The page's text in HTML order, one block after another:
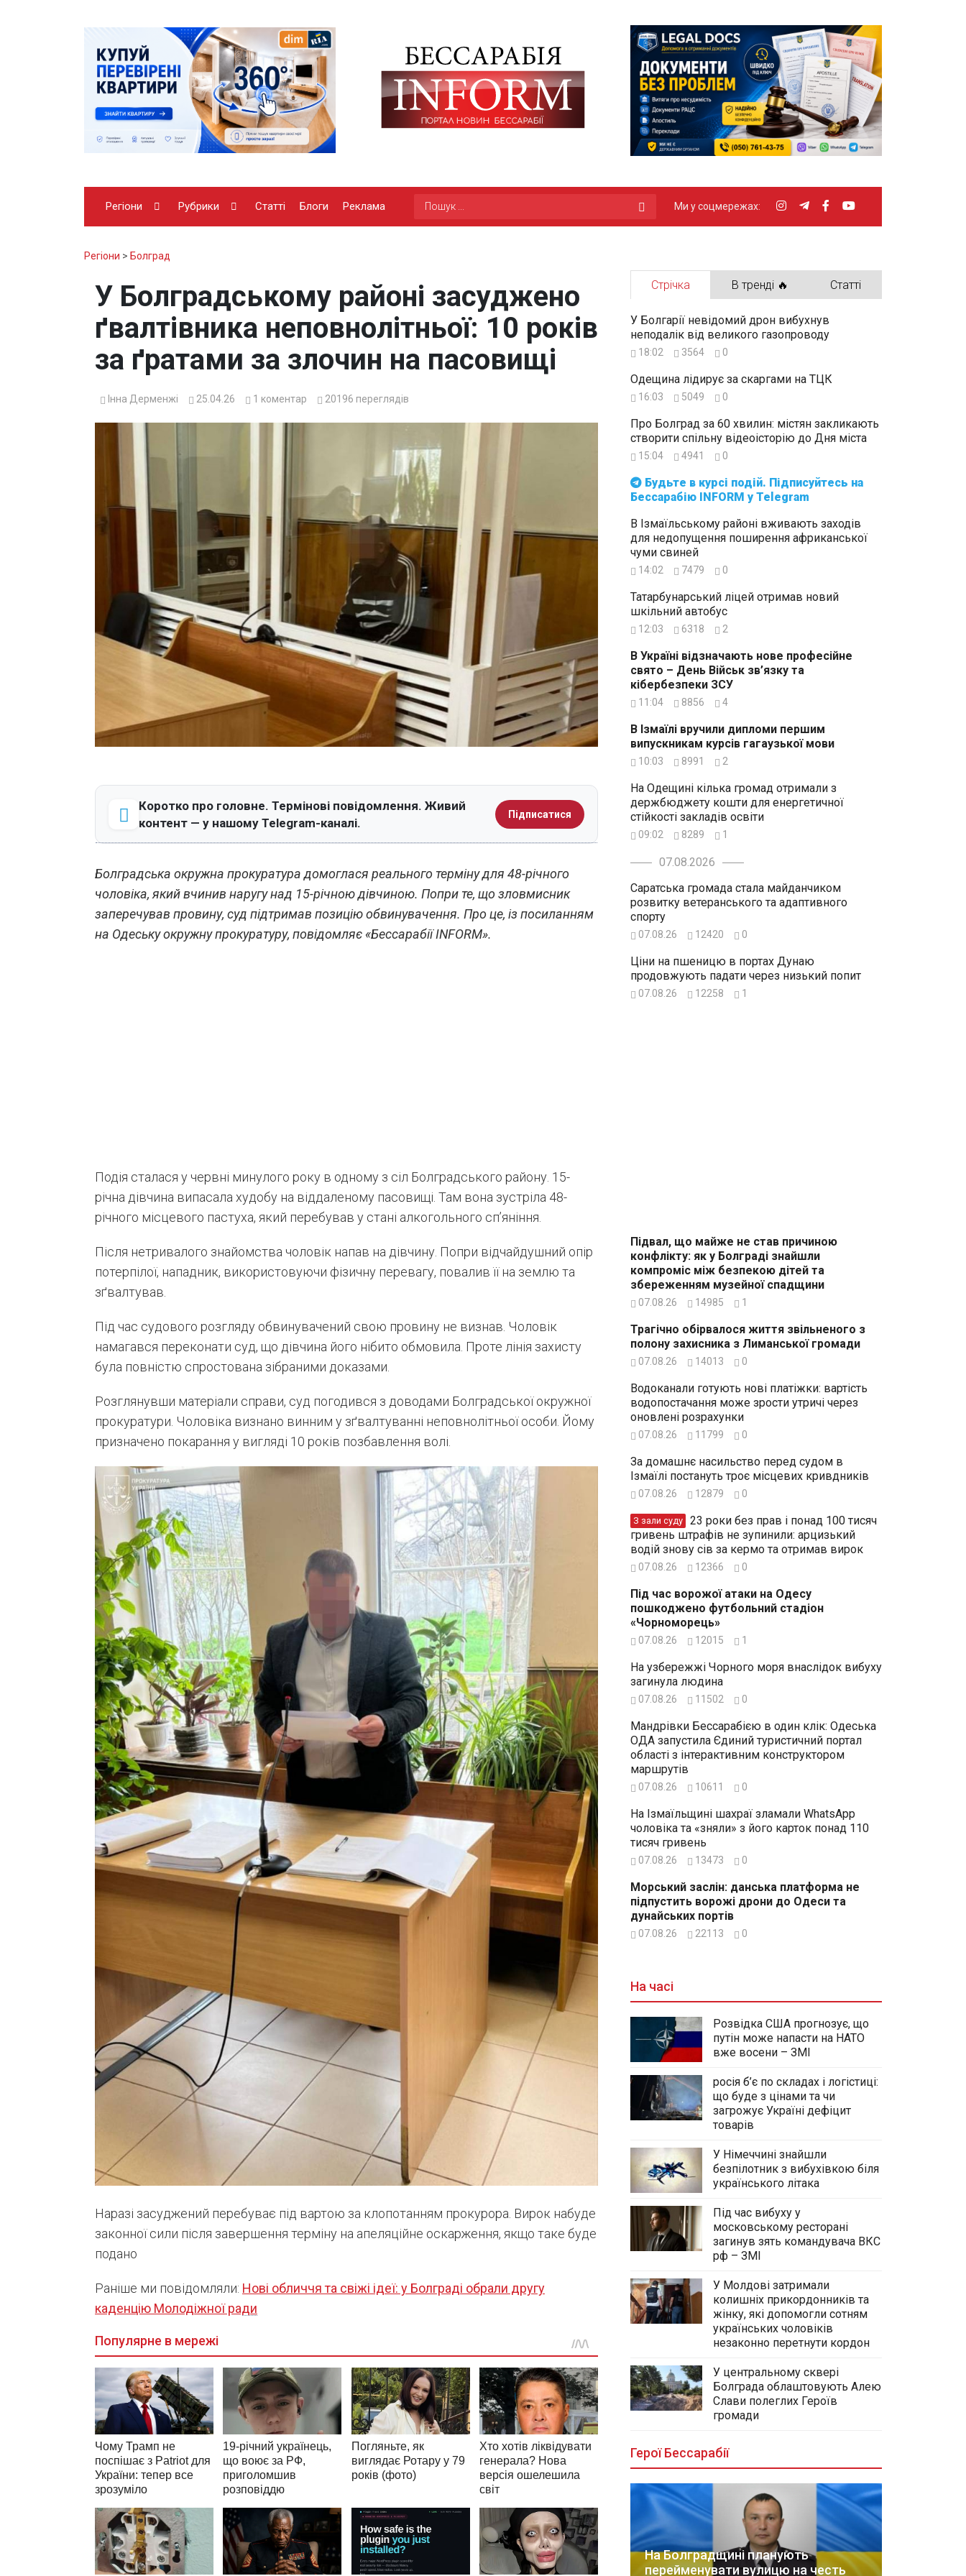
Регіони Рубрики Статті Блоги Реклама Ми у соцмережах:
Регіони > Болград
У Болградському районі засуджено
ґвалтівника неповнолітньої: 10 років
за ґратами за злочин на пасовищі
Інна Дерменжі 25.04.26 1 коментар 20196 переглядів
Коротко про головне. Термінові повідомлення. Живий
контент — у нашому Telegram-каналі.
Підписатися
Болградська окружна прокуратура домоглася реального терміну для 48-річного
чоловіка, який вчинив наругу над 15-річною дівчиною. Попри те, що зловмисник
заперечував провину, суд підтримав позицію обвинувачення. Про це, із посиланням
на Одеську окружну прокуратуру, повідомляє «Бессарабії INFORM».
Подія сталася у червні минулого року в одному з сіл Болградського району. 15-
річна дівчина випасала худобу на віддаленому пасовищі. Там вона зустріла 48-
річного місцевого пастуха, який перебував у стані алкогольного сп’яніння.
Після нетривалого знайомства чоловік напав на дівчину. Попри відчайдушний опір
потерпілої, нападник, використовуючи фізичну перевагу, повалив її на землю та
зґвалтував.
Під час судового розгляду обвинувачений свою провину не визнав. Чоловік
намагався переконати суд, що дівчина його нібито обмовила. Проте лінія захисту
була повністю спростована зібраними доказами.
Розглянувши матеріали справи, суд погодився з доводами Болградської окружної
прокуратури. Чоловіка визнано винним у зґвалтуванні неповнолітньої особи. Йому
призначено покарання у вигляді 10 років позбавлення волі.
Наразі засуджений перебуває під вартою за клопотанням прокурора. Вирок набуде
законної сили після завершення терміну на апеляційне оскарження, якщо таке буде
подано
Раніше ми повідомляли: Нові обличчя та свіжі ідеї: у Болграді обрали другу
каденцію Молодіжної ради
Стрічка В тренді 🔥 Статті
Бессарабію INFORM у Telegram
У Болгарії невідомий дрон вибухнув
неподалік від великого газопроводу
18:02 3564 0
Одещина лідирує за скаргами на ТЦК
16:03 5049 0
Про Болград за 60 хвилин: містян закликають
створити спільну відеоісторію до Дня міста
15:04 4941 0
В Ізмаїльському районі вживають заходів
для недопущення поширення африканської
чуми свиней
14:02 7479 0
Татарбунарський ліцей отримав новий
шкільний автобус
12:03 6318 2
В Україні відзначають нове професійне
свято – День Військ зв’язку та
кібербезпеки ЗСУ
11:04 8856 4
В Ізмаїлі вручили дипломи першим
випускникам курсів гагаузької мови
10:03 8991 2
На Одещині кілька громад отримали з
держбюджету кошти для енергетичної
стійкості закладів освіти
09:02 8289 1
07.08.2026
Саратська громада стала майданчиком
розвитку ветеранського та адаптивного
спорту
07.08.26 12420 0
Ціни на пшеницю в портах Дунаю
продовжують падати через низький попит
07.08.26 12258 1
Підвал, що майже не став причиною
конфлікту: як у Болграді знайшли
компроміс між безпекою дітей та
збереженням музейної спадщини
07.08.26 14985 1
Трагічно обірвалося життя звільненого з
полону захисника з Лиманської громади
07.08.26 14013 0
Водоканали готують нові платіжки: вартість
водопостачання може зрости утричі через
оновлені розрахунки
07.08.26 11799 0
За домашнє насильство перед судом в
Ізмаїлі постануть троє місцевих кривдників
07.08.26 12879 0
З зали суду
гривень штрафів не зупинили: арцизький
водій знову сів за кермо та отримав вирок
07.08.26 12366 0
Під час ворожої атаки на Одесу
пошкоджено футбольний стадіон
«Чорноморець»
07.08.26 12015 1
На узбережжі Чорного моря внаслідок вибуху
загинула людина
07.08.26 11502 0
Мандрівки Бессарабією в один клік: Одеська
ОДА запустила Єдиний туристичний портал
області з інтерактивним конструктором
маршрутів
07.08.26 10611 0
На Ізмаїльщині шахраї зламали WhatsApp
чоловіка та «зняли» з його карток понад 110
тисяч гривень
07.08.26 13473 0
Морський заслін: данська платформа не
підпустить ворожі дрони до Одеси та
дунайських портів
07.08.26 22113 0
На часі
Розвідка США прогнозує, що
путін може напасти на НАТО
вже восени – ЗМІ
росія б’є по складах і логістиці:
що буде з цінами та чи
загрожує Україні дефіцит
товарів
У Німеччині знайшли
безпілотник з вибухівкою біля
українського літака
Під час вибуху у
московському ресторані
загинув зять командувача ВКС
рф – ЗМІ
У Молдові затримали
колишніх прикордонників та
жінку, які допомогли сотням
українських чоловіків
незаконно перетнути кордон
У центральному сквері
Болграда облаштовують Алею
Слави полеглих Героїв
громади
Герої Бессарабії
На Болградщині планують
перейменувати вулицю на честь